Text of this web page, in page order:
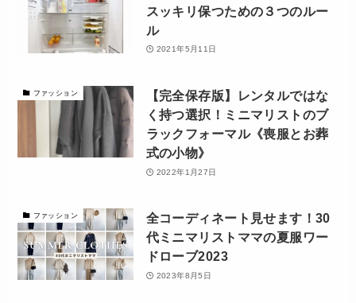
スッキリ保つための３つのルー
ル
2021年5月11日
ファッション
【完全保存版】レンタルではな
く持つ選択！ミニマリストのブ
ラックフォーマル《喪服とお葬
式の小物》
2022年1月27日
ファッション
全コーディネート見せます！30
代ミニマリストママの夏服ワー
ドローブ2023
2023年8月5日